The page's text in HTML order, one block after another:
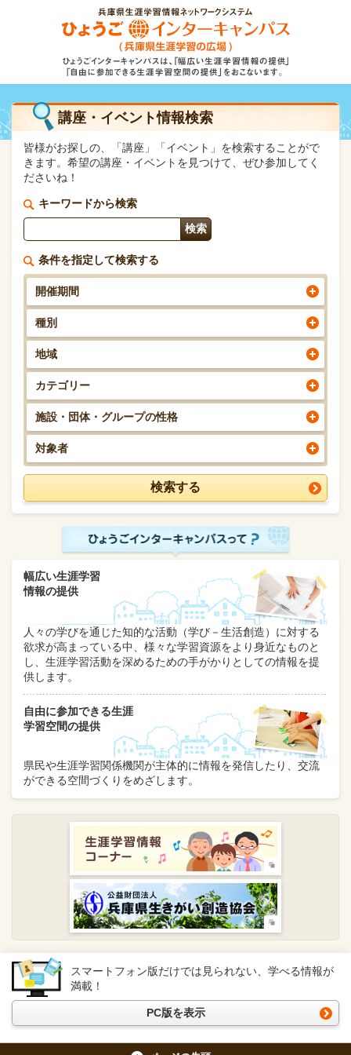
講座・イベント情報検索
皆様がお探しの、「講座」「イベント」を検索することがで
きます。希望の講座・イベントを見つけて、ぜひ参加してく
ださいね！
キーワードから検索
条件を指定して検索する
開催期間
種別
地域
カテゴリー
施設・団体・グループの性格
対象者
幅広い生涯学習
情報の提供
人々の学びを通じた知的な活動（学び－生活創造）に対する
欲求が高まっている中、様々な学習資源をより身近なものと
し、生涯学習活動を深めるための手がかりとしての情報を提
供します。
自由に参加できる生涯
学習空間の提供
県民や生涯学習関係機関が主体的に情報を発信したり、交流
ができる空間づくりをめざします。
スマートフォン版だけでは見られない、学べる情報が
満載！
PC版を表示